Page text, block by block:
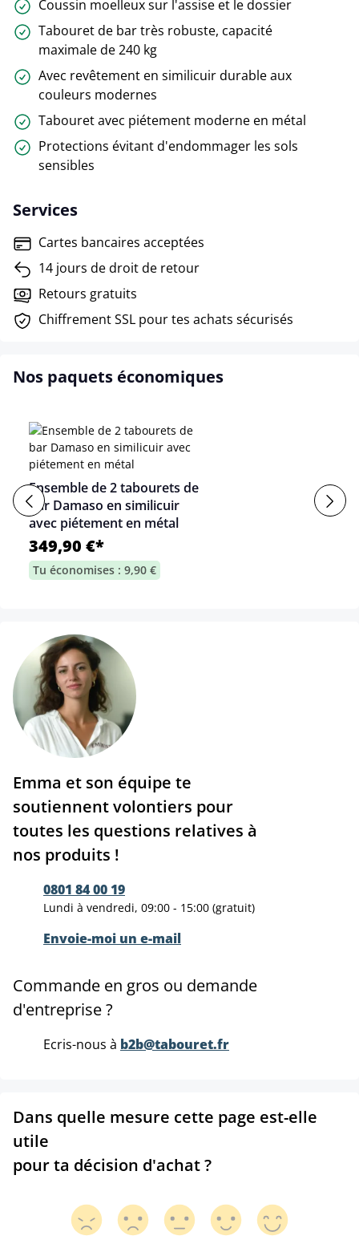
Coussin moelleux sur l'assise et le dossier
Tabouret de bar très robuste, capacité
maximale de 240 kg
Avec revêtement en similicuir durable aux
couleurs modernes
Tabouret avec piétement moderne en métal
Protections évitant d'endommager les sols
sensibles
Services
Cartes bancaires acceptées
14 jours de droit de retour
Retours gratuits
Chiffrement SSL pour tes achats sécurisés
Nos paquets économiques
Ensemble de 2 tabourets de
bar Damaso en similicuir
avec piétement en métal
349,90 €*
Tu économises : 9,90 €
Emma et son équipe te
soutiennent volontiers pour
toutes les questions relatives à
nos produits !
0801 84 00 19
Lundi à vendredi, 09:00 - 15:00 (gratuit)
Envoie-moi un e-mail
Commande en gros ou demande
d'entreprise ?
Ecris-nous à b2b@tabouret.fr
Dans quelle mesure cette page est-elle
utile
pour ta décision d'achat ?